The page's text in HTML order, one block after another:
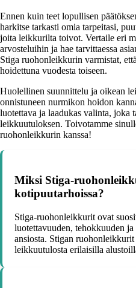
Ennen kuin teet lopullisen
harkitse tarkasti omia tarpeitasi,
joita leikkurilta toivot. Vertaile eri
arvosteluihin ja hae tarvittaessa
Stiga ruohonleikkurin varmistat,
hoidettuna vuodesta toiseen.
Huolellinen suunnittelu ja oikean
onnistuneen nurmikon hoidon
luotettava ja laadukas valinta, joka
leikkuutuloksen. Toivotamme
ruohonleikkurin kanssa!
Miksi Stiga-
kotipuutarhoissa?
Stiga-ruohonleikkurit ovat
luotettavuuden, tehokkuuden
ansiosta. Stigan ruohonleikkurit
leikkuutulosta erilaisilla